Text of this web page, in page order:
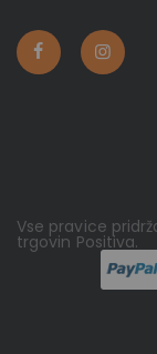
Vse pravice
trgovin Positiva.